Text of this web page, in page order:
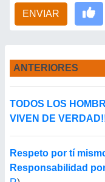
ENVIAR
ANTERIORES
TODOS LOS
VIVEN DE
Respeto por tí
Responsabilidad